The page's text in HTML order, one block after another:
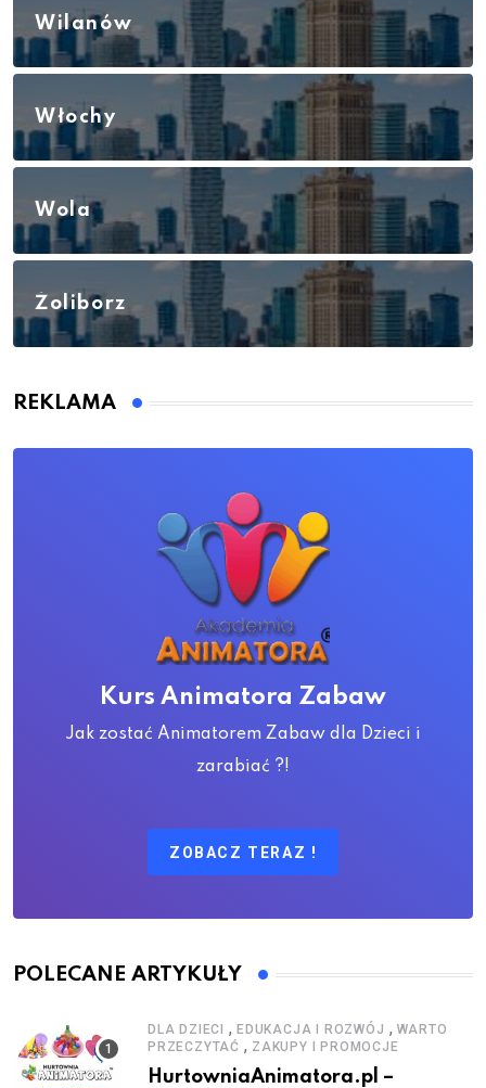
Wilanów
Włochy
Wola
Żoliborz
REKLAMA
Kurs Animatora Zabaw
Jak zostać Animatorem Zabaw dla Dzieci i
zarabiać ?!
ZOBACZ TERAZ !
POLECANE ARTYKUŁY
DLA DZIECI , EDUKACJA I ROZWÓJ , WARTO
PRZECZYTAĆ , ZAKUPY I PROMOCJE
HurtowniaAnimatora.pl –